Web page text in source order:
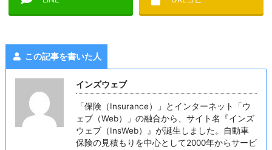
この記事を書いた人
インズウェブ
「保険（Insurance）」とインターネット「ウ
ェブ（Web）」の融合から、サイト名『インズ
ウェブ（InsWeb）』が誕生しました。自動車
保険の見積もりを中心として2000年からサービ